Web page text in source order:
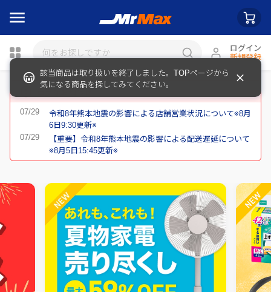
ログイン
新規登録
令和8年熊本地震の影響による店舗営業状況について※8月
6日9:30更新※
【重要】令和8年熊本地震の影響による配送遅延について
※8月5日15:45更新※